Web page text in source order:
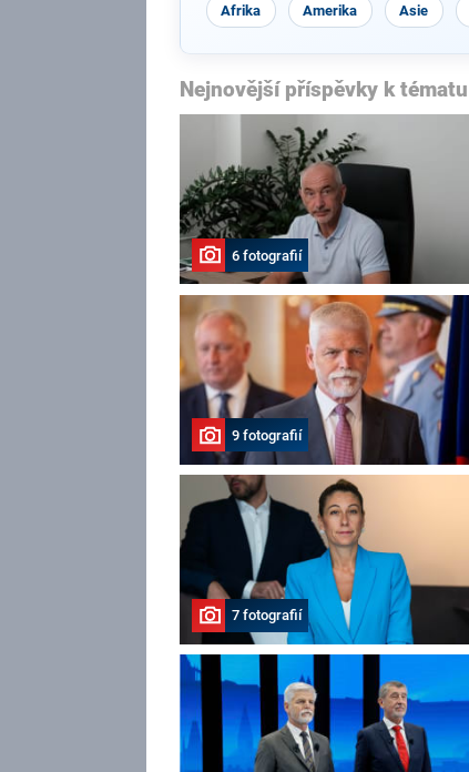
Afrika Amerika Asie
Nejnovější příspěvky k tématu
6 fotografií
9 fotografií
7 fotografií